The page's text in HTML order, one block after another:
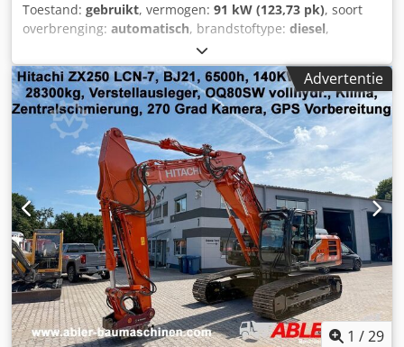
Toestand: gebruikt, vermogen: 91 kW (123,73 pk), soort
overbrenging: automatisch, brandstoftype: diesel,
, bedrijfsklaar gewicht:
bandenmaten:10.00-20 / 13mm, asconfiguratie:4x4,
eerste registratie:05/2000, volgende keuring (TÜV):
02/2021, ophanging:staal, totale lengte:7.000 mm, totale
breedte:25.500 mm , totale hoogte:30.000 mm ,
voorbandmaat:10.00-20 / 13mm, bestuurderscabine:
, wielbasis:2.400 mm, Uitrusting:
airconditioning,
Advertentie
1 /29